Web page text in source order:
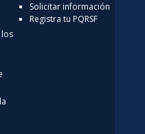
Solicitar información
Registra tu PQRSF